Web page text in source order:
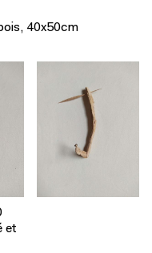
40x50cm
et